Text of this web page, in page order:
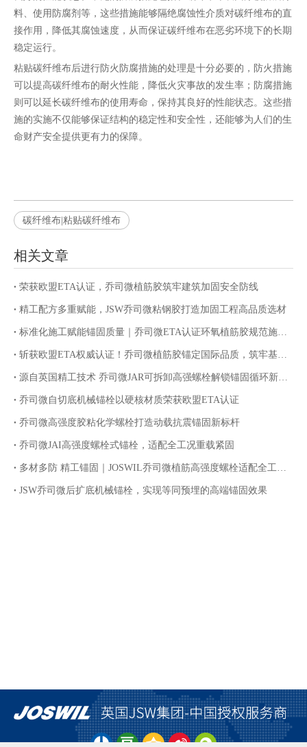
料、使用防腐剂等，这些措施能够隔绝腐蚀性介质对碳纤维布的直
接作用，降低其腐蚀速度，从而保证碳纤维布在恶劣环境下的长期
稳定运行。
粘贴碳纤维布后进行防火防腐措施的处理是十分必要的，防火措施
可以提高碳纤维布的耐火性能，降低火灾事故的发生率；防腐措施
则可以延长碳纤维布的使用寿命，保持其良好的性能状态。这些措
施的实施不仅能够保证结构的稳定性和安全性，还能够为人们的生
命财产安全提供更有力的保障。
碳纤维布|粘贴碳纤维布
相关文章
荣获欧盟ETA认证，乔司微植筋胶筑牢建筑加固安全防线
精工配方多重赋能，JSW乔司微粘钢胶打造加固工程高品质选材
标准化施工赋能锚固质量｜乔司微ETA认证环氧植筋胶规范施工指南
斩获欧盟ETA权威认证！乔司微植筋胶锚定国际品质，筑牢基建锚固安全防线
源自英国精工技术 乔司微JAR可拆卸高强螺栓解锁锚固循环新价值
乔司微自切底机械锚栓以硬核材质荣获欧盟ETA认证
乔司微高强度胶粘化学螺栓打造动载抗震锚固新标杆
乔司微JAI高强度螺栓式锚栓，适配全工况重载紧固
多材多防 精工锚固｜JOSWIL乔司微植筋高强度螺栓适配全工况腐蚀环境
JSW乔司微后扩底机械锚栓，实现等同预埋的高端锚固效果